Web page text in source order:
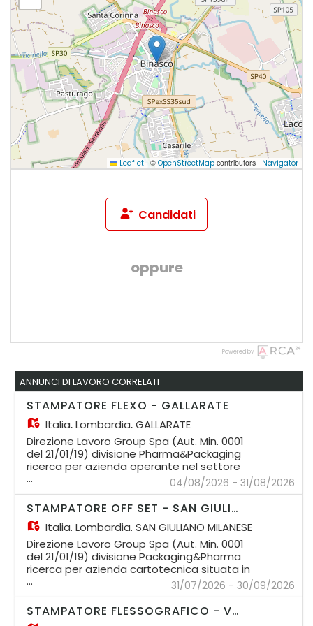
Leaflet | © OpenStreetMap contributors | Navigator
Candidati
oppure
Powered by
ANNUNCI DI LAVORO CORRELATI
STAMPATORE FLEXO - GALLARATE
Italia,Lombardia, GALLARATE
Direzione Lavoro Group Spa (Aut. Min. 0001
del 21/01/19) divisione Pharma&Packaging
ricerca per azienda operante nel settore
cartotecnico, siamo alla ricerca di uno
Stampatore Flexografico su Gallarate.
Responsabilità: - Operare e gestire
macchine da stampa flexografica. -
Preparare e impostare le macchine per la
produzione. - Monitorare il processo di
stampa per garantire la qualità del
prodotto finale. - Effettuare controlli di
qualità durante e dopo il processo di
stampa. - Collaborare con il team per
ottimizzare i tempi di produzione e ridurre
gli scarti. Requisiti: - Esperienza pregressa
... 04/08/2026 - 31/08/2026
STAMPATORE OFF SET - SAN GIULIANO MILANESE
Italia,Lombardia, SAN GIULIANO MILANESE
Direzione Lavoro Group Spa (Aut. Min. 0001
del 21/01/19) divisione Packaging&Pharma
ricerca per azienda cartotecnica situata in
zona San Giuliano Milanese (MI) una figura
di Stampatore Off set. Responsabilità: -
Operare e gestire macchina da stampa
Heidelberg - Preparare e impostare le
... 31/07/2026 - 30/09/2026
STAMPATORE FLESSOGRAFICO - VARESE